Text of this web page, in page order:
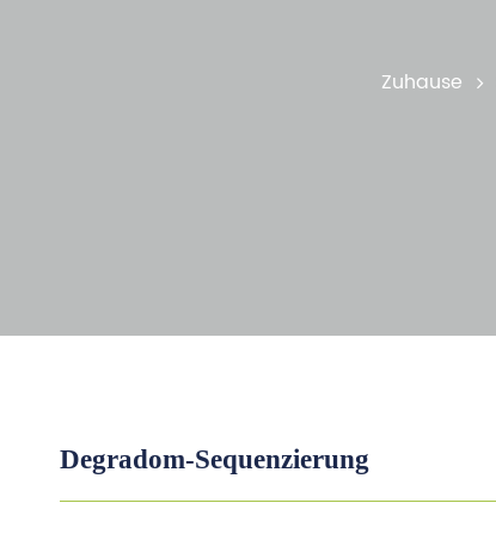
Zuhause
Degradom-Sequenzierung